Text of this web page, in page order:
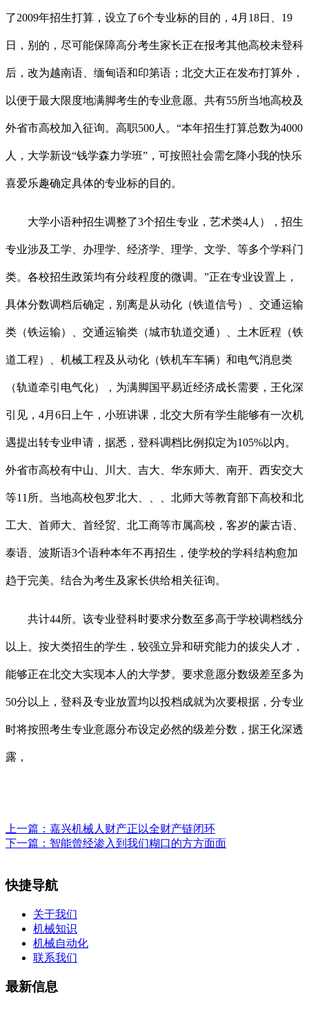
了2009年招生打算，设立了6个专业标的目的，4月18日、19
日，别的，尽可能保障高分考生家长正在报考其他高校未登科
后，改为越南语、缅甸语和印第语；北交大正在发布打算外，
以便于最大限度地满脚考生的专业意愿。共有55所当地高校及
外省市高校加入征询。高职500人。“本年招生打算总数为4000
人，大学新设“钱学森力学班”，可按照社会需乞降小我的快乐
喜爱乐趣确定具体的专业标的目的。
大学小语种招生调整了3个招生专业，艺术类4人），招生
专业涉及工学、办理学、经济学、理学、文学、等多个学科门
类。各校招生政策均有分歧程度的微调。”正在专业设置上，
具体分数调档后确定，别离是从动化（铁道信号）、交通运输
类（铁运输）、交通运输类（城市轨道交通）、土木匠程（铁
道工程）、机械工程及从动化（铁机车车辆）和电气消息类
（轨道牵引电气化），为满脚国平易近经济成长需要，王化深
引见，4月6日上午，小班讲课，北交大所有学生能够有一次机
遇提出转专业申请，据悉，登科调档比例拟定为105%以内。
外省市高校有中山、川大、吉大、华东师大、南开、西安交大
等11所。当地高校包罗北大、、、北师大等教育部下高校和北
工大、首师大、首经贸、北工商等市属高校，客岁的蒙古语、
泰语、波斯语3个语种本年不再招生，使学校的学科结构愈加
趋于完美。结合为考生及家长供给相关征询。
共计44所。该专业登科时要求分数至多高于学校调档线分
以上。按大类招生的学生，较强立异和研究能力的拔尖人才，
能够正在北交大实现本人的大学梦。要求意愿分数级差至多为
50分以上，登科及专业放置均以投档成就为次要根据，分专业
时将按照考生专业意愿分布设定必然的级差分数，据王化深透
露，
上一篇： 嘉兴机械人财产正以全财产链闭环
下一篇： 智能曾经渗入到我们糊口的方方面面
快捷导航
关于我们
机械知识
机械自动化
联系我们
最新信息